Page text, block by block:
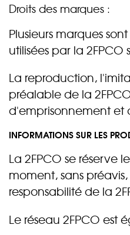
Droits des marques :
Plusieurs marques
utilisées par la
La reproduction,
préalable de la
d'emprisonnement et
INFORMATIONS SUR LES
La 2FPCO se réserve
moment, sans
responsabilité de la
Le réseau 2FPCO